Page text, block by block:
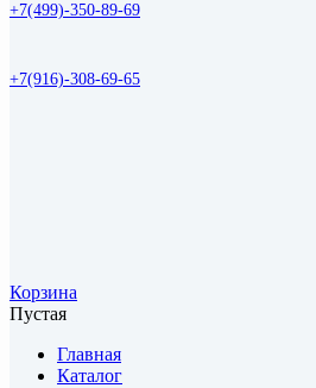
+7(499)-350-89-69
+7(916)-308-69-65
Корзина
Пустая
Главная
Каталог